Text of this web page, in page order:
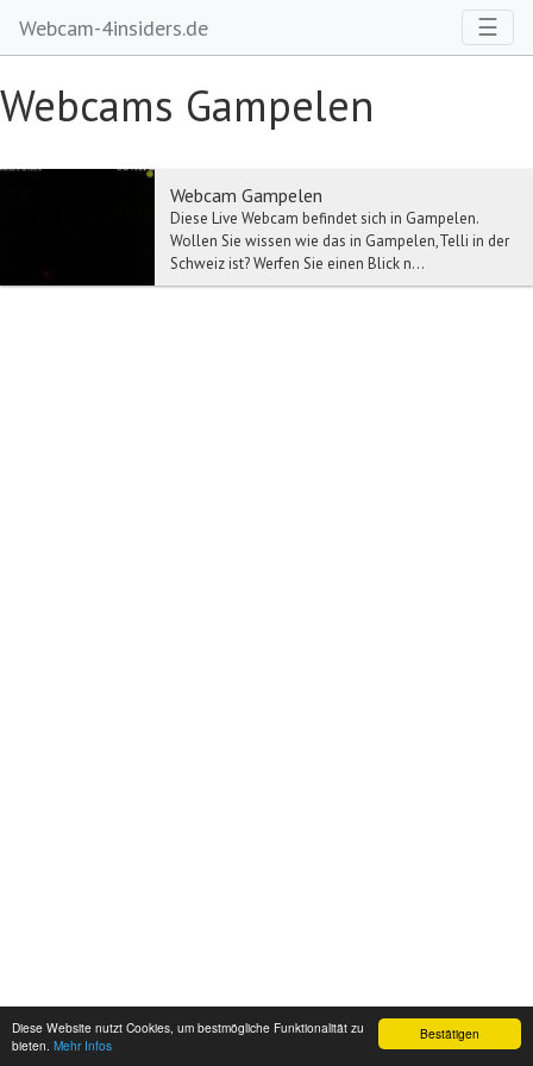
Bestätigen
Diese Website nutzt Cookies, um bestmögliche Funktionalität zu
bieten. Mehr Infos
Webcam-4insiders.de ☰
Webcams Gampelen
Webcam Gampelen
Diese Live Webcam befindet sich in Gampelen.
Wollen Sie wissen wie das in Gampelen,Telli in der
Schweiz ist? Werfen Sie einen Blick n...